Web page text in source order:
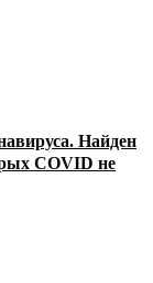
Найден
COVID не